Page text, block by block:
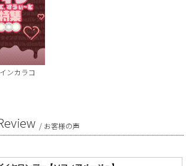
ンカラコ
/ お客様の声